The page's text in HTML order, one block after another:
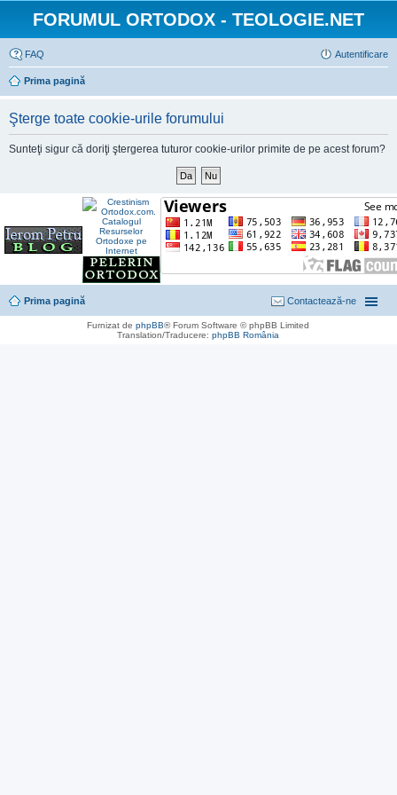
FORUMUL ORTODOX - TEOLOGIE.NET
FAQ Autentificare
Prima pagină
Şterge toate cookie-urile forumului
Sunteţi sigur că doriţi ştergerea tuturor cookie-urilor primite de pe acest forum?
Prima pagină Contactează-ne
Furnizat dephpBB® Forum Software © phpBB Limited
Translation/Traducere:phpBB România